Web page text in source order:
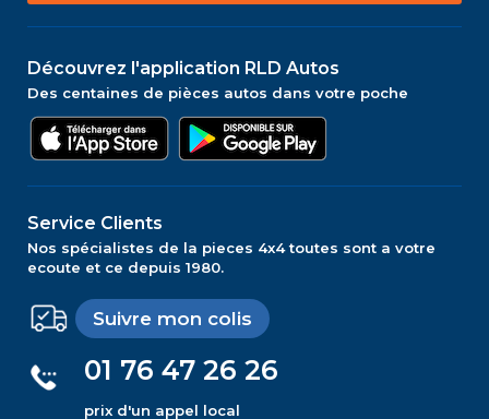
Découvrez l'application RLD Autos
Des centaines de pièces autos dans votre poche
Service Clients
Nos spécialistes de la pieces 4x4 toutes sont a votre
ecoute et ce depuis 1980.
Suivre mon colis
01 76 47 26 26
prix d'un appel local